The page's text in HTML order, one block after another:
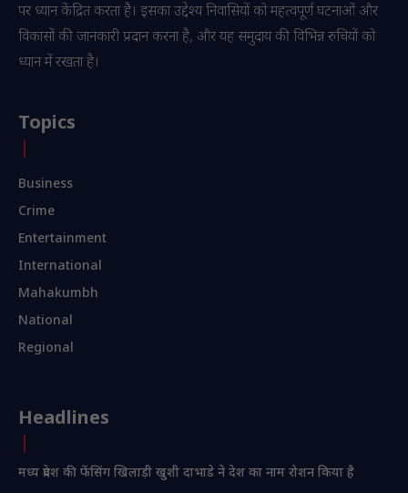
पर ध्यान केंद्रित करता है। इसका उद्देश्य निवासियों को महत्वपूर्ण घटनाओं और
विकासों की जानकारी प्रदान करना है, और यह समुदाय की विभिन्न रुचियों को
ध्यान में रखता है।
Topics
Business
Crime
Entertainment
International
Mahakumbh
National
Regional
Headlines
मध्य प्रदेश की फेंसिंग खिलाड़ी खुशी दाभाडे ने देश का नाम रोशन किया है